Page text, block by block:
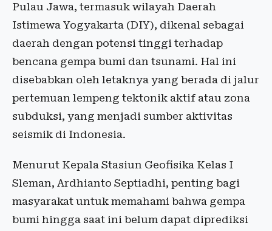
Pulau Jawa, termasuk wilayah Daerah
Istimewa Yogyakarta (DIY), dikenal sebagai
daerah dengan potensi tinggi terhadap
bencana gempa bumi dan tsunami. Hal ini
disebabkan oleh letaknya yang berada di jalur
pertemuan lempeng tektonik aktif atau zona
subduksi, yang menjadi sumber aktivitas
seismik di Indonesia.
Menurut Kepala Stasiun Geofisika Kelas I
Sleman, Ardhianto Septiadhi, penting bagi
masyarakat untuk memahami bahwa gempa
bumi hingga saat ini belum dapat diprediksi